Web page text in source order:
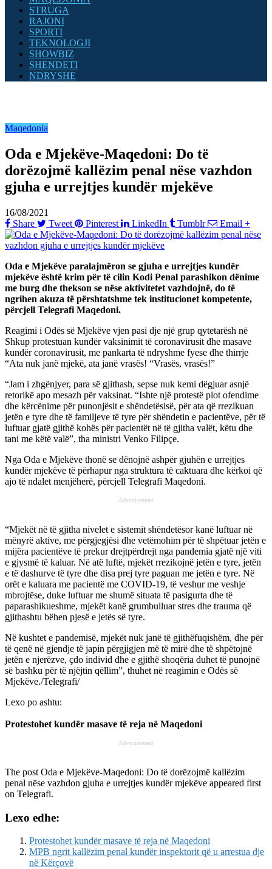
STRUGA
RAJONI
SPORTI
TEKNOLOGJI
SHOWBIZ
SHENDETI
NDRYSHE
Maqedonia
Oda e Mjekëve-Maqedoni: Do të
dorëzojmë kallëzim penal nëse vazhdon
gjuha e urrejtjes kundër mjekëve
16/08/2021
Share
Tweet Pinterest LinkedIn Tumblr Email +
Oda e Mjekëve paralajmëron se gjuha e urrejtjes kundër
mjekëve është krim për të cilin Kodi Penal parashikon dënime
me burg dhe thekson se nëse aktivitetet vazhdojnë, do të
ngrihen akuza të përshtatshme tek institucionet kompetente,
përcjell Telegrafi Maqedoni.
Reagimi i Odës së Mjekëve vjen pasi dje një grup qytetarësh në
Shkup protestuan kundër vaksinimit të coronavirusit dhe masave
kundër coronavirusit, me pankarta të ndryshme fyese dhe thirrje
“Ata nuk janë mjekë, ata janë vrasës! “Vrasës, vrasës!”
“Jam i zhgënjyer, para së gjithash, sepse nuk kemi dëgjuar asnjë
retorikë apo mesazh për vaksinat. “Ishte një protestë plot ofendime
dhe kërcënime për punonjësit e shëndetësisë, për ata që rrezikuan
jetën e tyre dhe të familjeve të tyre për shëndetin e pacientëve, për të
luftuar gjatë gjithë kohës për pacientët në të gjitha valët, këtu dhe
tani me këtë valë”, tha ministri Venko Filipçe.
Nga Oda e Mjekëve thonë se dënojnë ashpër gjuhën e urrejtjes
kundër mjekëve të përhapur nga struktura të caktuara dhe kërkoi që
ajo të ndalet menjëherë, përcjell Telegrafi Maqedoni.
Advertisement
“Mjekët në të gjitha nivelet e sistemit shëndetësor kanë luftuar në
mënyrë aktive, me përgjegjësi dhe vetëmohim për të shpëtuar jetën e
mijëra pacientëve të prekur drejtpërdrejt nga pandemia gjatë një viti
e gjysmë të kaluar. Në atë luftë, mjekët rrezikojnë jetën e tyre, jetën
e të dashurve të tyre dhe disa prej tyre paguan me jetën e tyre. Në
orët e kaluara me pacientë me COVID-19, të veshur me veshje
mbrojtëse, duke luftuar me shumë situata të pasigurta dhe të
paparashikueshme, mjekët kanë grumbulluar stres dhe trauma që
gjithashtu bëhen pjesë e jetës së tyre.
Në kushtet e pandemisë, mjekët nuk janë të gjithëfuqishëm, dhe për
të qenë në gjendje të japin përgjigjen më të mirë dhe të shpëtojnë
jetën e njerëzve, çdo individ dhe e gjithë shoqëria duhet të punojnë
së bashku për të njëjtin qëllim”, thuhet në reagimin e Odës së
Mjekëve./Telegrafi/
Lexo po ashtu:
Protestohet kundër masave të reja në Maqedoni
Advertisement
The post Oda e Mjekëve-Maqedoni: Do të dorëzojmë kallëzim
penal nëse vazhdon gjuha e urrejtjes kundër mjekëve appeared first
on Telegrafi.
Lexo edhe:
Protestohet kundër masave të reja në Maqedoni
MPB ngrit kallëzim penal kundër inspektorit që u arrestua dje
në Kërçovë